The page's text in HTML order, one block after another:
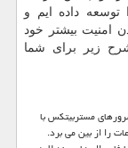
داده ایم و
امنیت بیشتر خود
زیر برای شما
مستربیتکس با
را از بین می برد.